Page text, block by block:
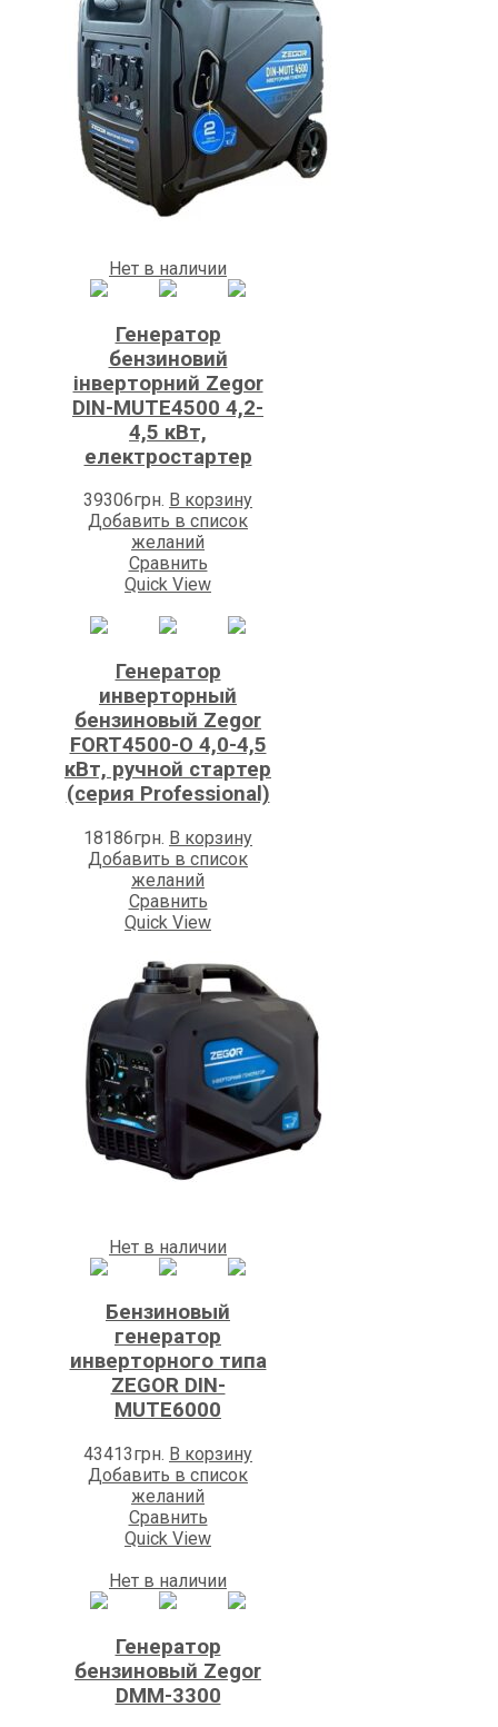
Нет в наличии
Генератор
бензиновий
інверторний Zegor
DIN-MUTE4500 4,2-
4,5 кВт,
електростартер
39306грн. В корзину
Добавить в список
желаний
Сравнить
Quick View
Генератор
инверторный
бензиновый Zegor
FORT4500-O 4,0-4,5
кВт, ручной стартер
(серия Professional)
18186грн. В корзину
Добавить в список
желаний
Сравнить
Quick View
Нет в наличии
Бензиновый
генератор
инверторного типа
ZEGOR DIN-
MUTE6000
43413грн. В корзину
Добавить в список
желаний
Сравнить
Quick View
Нет в наличии
Генератор
бензиновый Zegor
DMM-3300